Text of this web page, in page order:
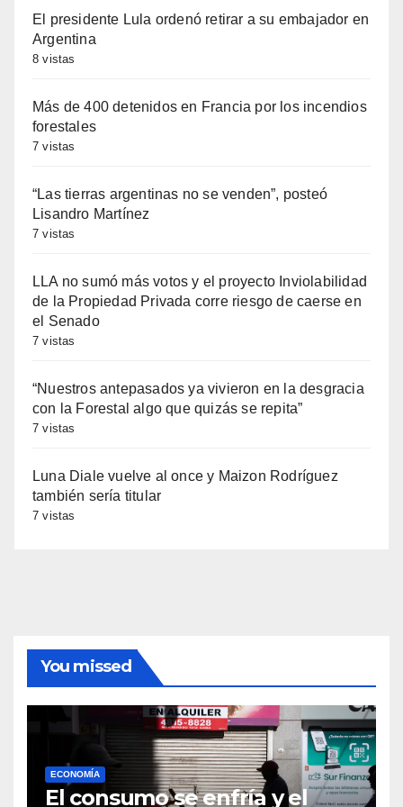
El presidente Lula ordenó retirar a su embajador en
Argentina
8 vistas
Más de 400 detenidos en Francia por los incendios
forestales
7 vistas
“Las tierras argentinas no se venden”, posteó
Lisandro Martínez
7 vistas
LLA no sumó más votos y el proyecto Inviolabilidad
de la Propiedad Privada corre riesgo de caerse en
el Senado
7 vistas
“Nuestros antepasados ya vivieron en la desgracia
con la Forestal algo que quizás se repita”
7 vistas
Luna Diale vuelve al once y Maizon Rodríguez
también sería titular
7 vistas
You missed
ECONOMÍA
El consumo se enfría y el